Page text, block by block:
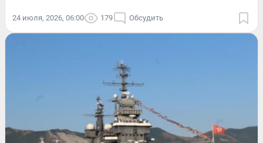
24 июля, 2026, 06:00 179 Обсудить